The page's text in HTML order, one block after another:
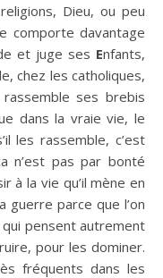
Dieu, ou peu
comporte davantage
et juge ses Enfants,
chez les catholiques,
ses brebis
dans la vraie vie, le
les rassemble, c’est
n’est pas par bonté
à la vie qu’il mène en
guerre parce que l’on
qui pensent autrement
pour les dominer.
fréquents dans les